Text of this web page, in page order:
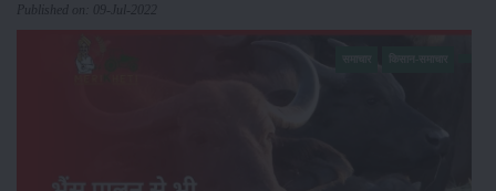
Published on: 09-Jul-2022